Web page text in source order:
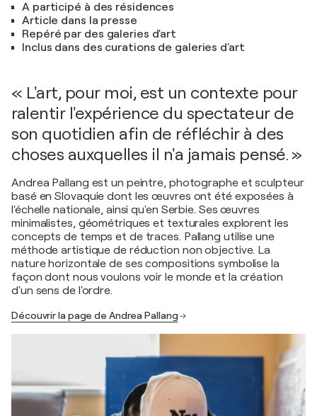
A participé à des résidences
Article dans la presse
Repéré par des galeries d'art
Inclus dans des curations de galeries d'art
« L'art, pour moi, est un contexte pour
ralentir l'expérience du spectateur de
son quotidien afin de réfléchir à des
choses auxquelles il n'a jamais pensé. »
Andrea Pallang est un peintre, photographe et sculpteur
basé en Slovaquie dont les œuvres ont été exposées à
l'échelle nationale, ainsi qu'en Serbie. Ses œuvres
minimalistes, géométriques et texturales explorent les
concepts de temps et de traces. Pallang utilise une
méthode artistique de réduction non objective. La
nature horizontale de ses compositions symbolise la
façon dont nous voulons voir le monde et la création
d'un sens de l'ordre.
Découvrir la page de Andrea Pallang